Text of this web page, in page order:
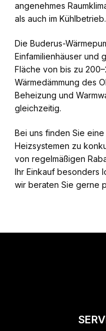
angenehmes
als auch im Kühlbetrieb.
Die Buderus-
Einfamilienhäuser und
Fläche von bis zu
Wärmedämmung des
Beheizung und
gleichzeitig.
Bei uns finden Sie
Heizsystemen zu
von regelmäßigen
Ihr Einkauf besonders
wir beraten Sie gerne